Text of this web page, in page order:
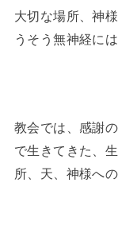
大切な場所、神
うそう無神経に
教会では、感謝
で生きてきた、
所、天、神様へ